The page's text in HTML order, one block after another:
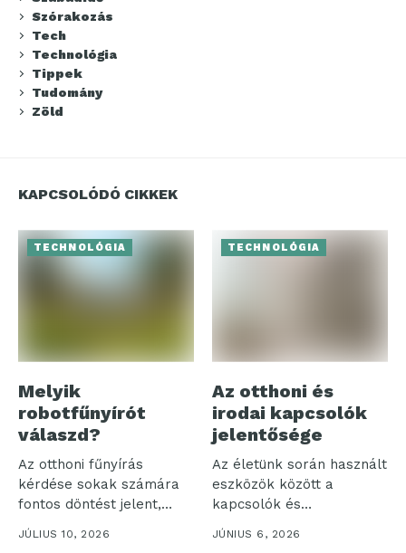
Szórakozás
Tech
Technológia
Tippek
Tudomány
Zöld
KAPCSOLÓDÓ CIKKEK
TECHNOLÓGIA
Melyik
robotfűnyírót
válaszd?
Az otthoni fűnyírás
kérdése sokak számára
fontos döntést jelent,
különösen, amikor a...
JÚLIUS 10, 2026
TECHNOLÓGIA
Az otthoni és
irodai kapcsolók
jelentősége
Az életünk során használt
eszközök között a
kapcsolók és
szerelvények különösen
jelentős...
JÚNIUS 6, 2026